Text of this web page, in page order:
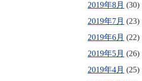
2019年8月 (30)
2019年7月 (23)
2019年6月 (22)
2019年5月 (26)
2019年4月 (25)